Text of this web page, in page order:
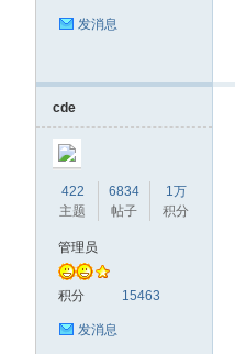
发消息
cde
422
主题
6834
帖子
1万
积分
管理员
积分 15463
发消息